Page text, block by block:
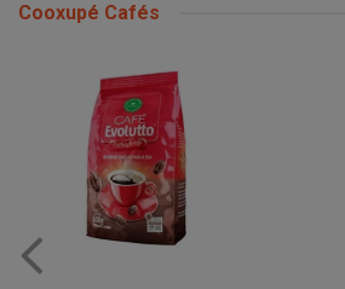
Cooxupé Cafés